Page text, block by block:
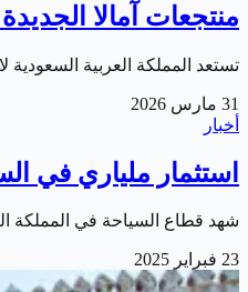
منتجعات آمالا
تستعد المملكة العربية
31 مارس 2026
أخبار
استثمار ملياري في
شهد قطاع السياحة في المملكة
23 فبراير 2025